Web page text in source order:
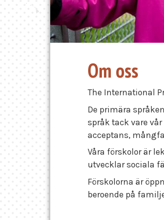
Om oss
The International
De primära
språk tack vare
acceptans,
Våra förskolor är
utvecklar sociala
Förskolorna är
beroende på